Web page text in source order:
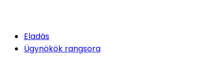
Eladás
Ügynökök rangsora